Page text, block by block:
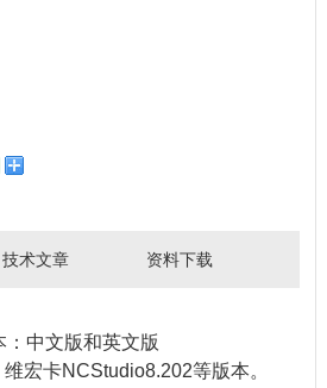
技术文章 资料下载
中文版和英文版
卡NCStudio8.202等版本。